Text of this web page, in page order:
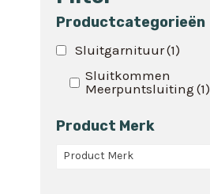
Productcategorieën
Sluitgarnituur(1)
Sluitkommen
Meerpuntsluiting (1)
Product Merk
Product Merk